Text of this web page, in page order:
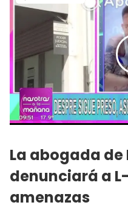
La abogada de
denunciará a
amenazas